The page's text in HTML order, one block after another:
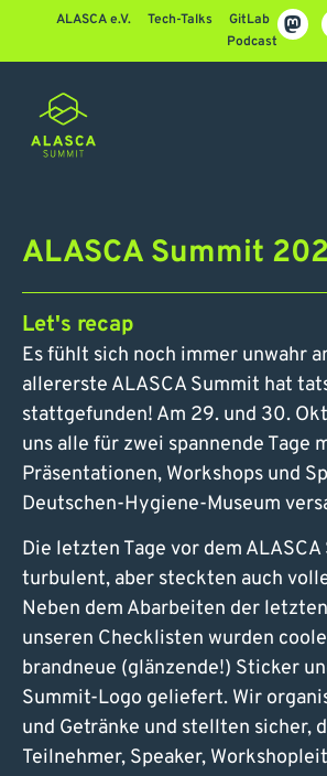
ALASCA e.V. Tech-Talks
GitLab
Podcast
ALASCA Summit
Let's recap
Es fühlt sich noch immer unwahr
allererste ALASCA Summit hat
stattgefunden! Am 29. und 30.
uns alle für zwei spannende Tage
Präsentationen, Workshops und
Deutschen-Hygiene-Museum
Die letzten Tage vor dem
turbulent, aber steckten auch
Neben dem Abarbeiten der
unseren Checklisten wurden
brandneue (glänzende!) Sticker
Summit-Logo geliefert. Wir
und Getränke und stellten sicher,
Teilnehmer, Speaker,